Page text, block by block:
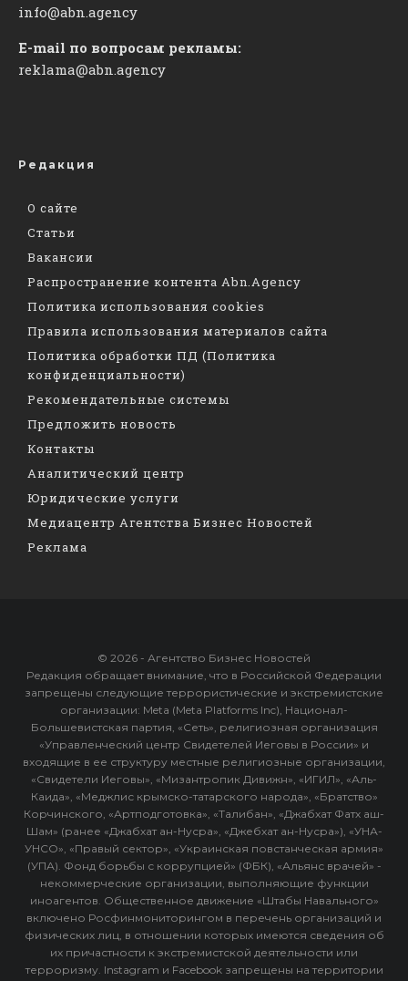
info@abn.agency
E-mail по вопросам рекламы:
reklama@abn.agency
Редакция
О сайте
Статьи
Вакансии
Распространение контента Abn.Agency
Политика использования cookies
Правила использования материалов сайта
Политика обработки ПД (Политика
конфиденциальности)
Рекомендательные системы
Предложить новость
Контакты
Аналитический центр
Юридические услуги
Медиацентр Агентства Бизнес Новостей
Реклама
© 2026 - Агентство Бизнес Новостей
Редакция обращает внимание, что в Российской Федерации
запрещены следующие террористические и экстремистские
организации: Meta (Meta Platforms Inc), Национал-
Большевистская партия, «Сеть», религиозная организация
«Управленческий центр Свидетелей Иеговы в России» и
входящие в ее структуру местные религиозные организации,
«Свидетели Иеговы», «Мизантропик Дивижн», «ИГИЛ», «Аль-
Каида», «Меджлис крымско-татарского народа», «Братство»
Корчинского, «Артподготовка», «Талибан», «Джабхат Фатх аш-
Шам» (ранее «Джабхат ан-Нусра», «Джебхат ан-Нусра»), «УНА-
УНСО», «Правый сектор», «Украинская повстанческая армия»
(УПА). Фонд борьбы с коррупцией» (ФБК), «Альянс врачей» -
некоммерческие организации, выполняющие функции
иноагентов. Общественное движение «Штабы Навального»
включено Росфинмониторингом в перечень организаций и
физических лиц, в отношении которых имеются сведения об
их причастности к экстремистской деятельности или
терроризму. Instagram и Facebook запрещены на территории